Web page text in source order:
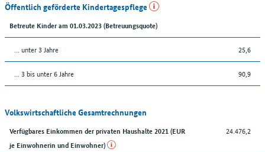
Öffentlich geförderte Kindertagespflege
Betreute Kinder am 01.03.2023 (Betreuungsquote)
… unter 3 Jahre 25,6
… 3 bis unter 6 Jahre 90,9
Volkswirtschaftliche Gesamtrechnungen
Verfügbares Einkommen der privaten Haushalte 2021 (EUR
je Einwohnerin und Einwohner)
24.476,2